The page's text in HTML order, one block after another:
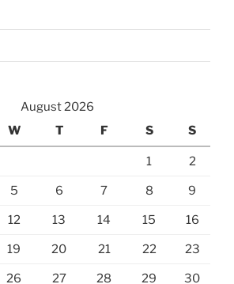
August 2026
W T F S S
1 2
5 6 7 8 9
12 13 14 15 16
19 20 21 22 23
26 27 28 29 30